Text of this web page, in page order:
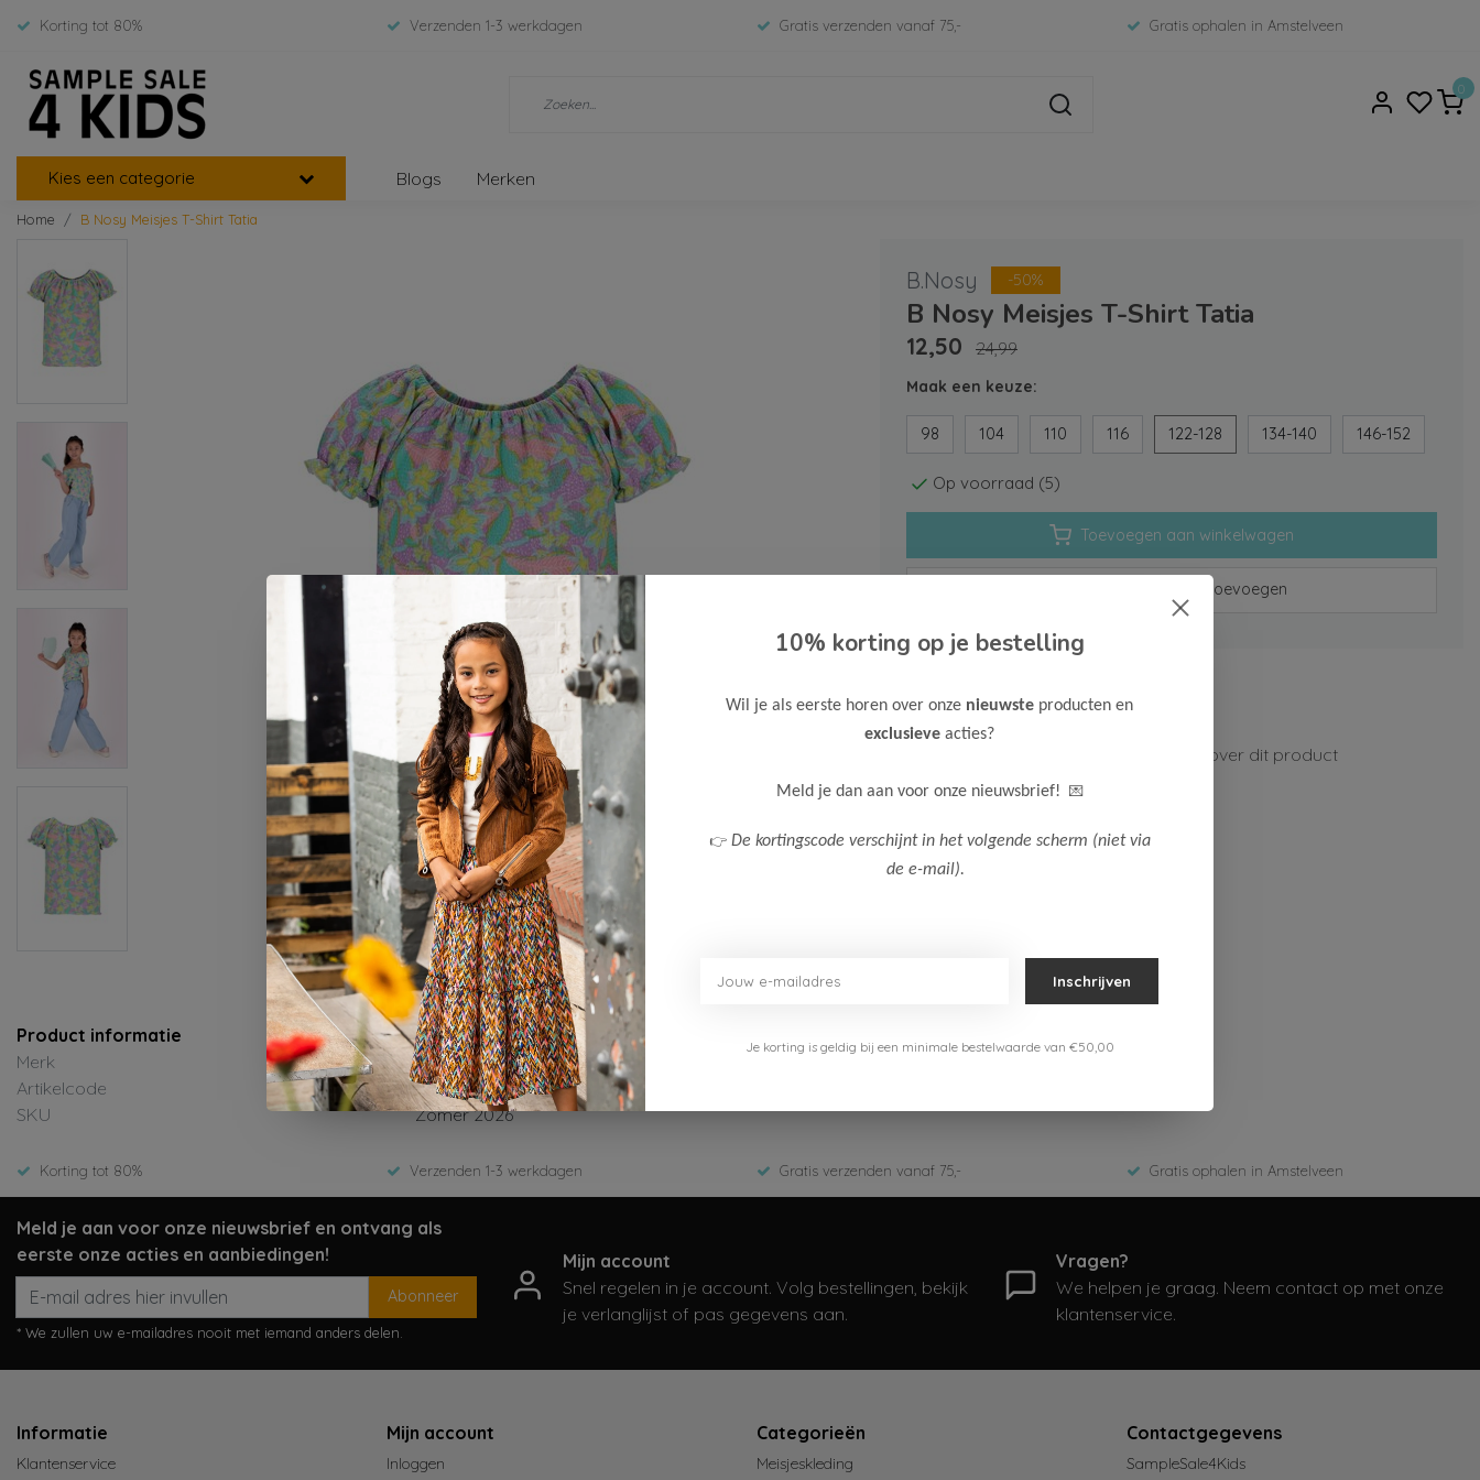
Korting tot 80% Verzenden 1-3 werkdagen Gratis verzenden vanaf 75,- Gratis ophalen in Amstelveen
0
Kies een categorie Blogs Merken
Home B Nosy Meisjes T-Shirt Tatia
B.Nosy -50%
B Nosy Meisjes T-Shirt Tatia
12,50 24,99
Maak een keuze:
98 104 110 116 122-128 134-140 146-152
Op voorraad (5)
Toevoegen aan winkelwagen
Aan verlanglijst toevoegen
Verzenden 1-3 werkdagen
Neem contact op over dit product
Product informatie
Merk
B.Nosy
Artikelcode
Y602-5410-926-Pastel Tropics
SKU
Zomer 2026
Korting tot 80% Verzenden 1-3 werkdagen Gratis verzenden vanaf 75,- Gratis ophalen in Amstelveen
Meld je aan voor onze nieuwsbrief en ontvang als
eerste onze acties en aanbiedingen!
Abonneer
* We zullen uw e-mailadres nooit met iemand anders delen.
Mijn account
Snel regelen in je account. Volg bestellingen, bekijk
je verlanglijst of pas gegevens aan.
Vragen?
We helpen je graag. Neem contact op met onze
klantenservice.
Informatie
Klantenservice
Mijn account
Inloggen
Categorieën
Meisjeskleding
Contactgegevens
SampleSale4Kids
10% korting op je bestelling
Wil je als eerste horen over onze nieuwste producten en
exclusieve acties?
Meld je dan aan voor onze nieuwsbrief! 💌
👉 De kortingscode verschijnt in het volgende scherm (niet via
de e-mail).
Inschrijven
Je korting is geldig bij een minimale bestelwaarde van €50,00